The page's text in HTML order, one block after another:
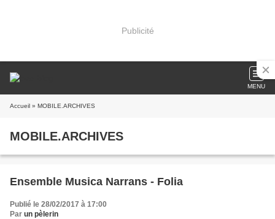
Publicité
MENU
Accueil » MOBILE.ARCHIVES
MOBILE.ARCHIVES
Ensemble Musica Narrans - Folia
Publié le 28/02/2017 à 17:00
Par un pèlerin